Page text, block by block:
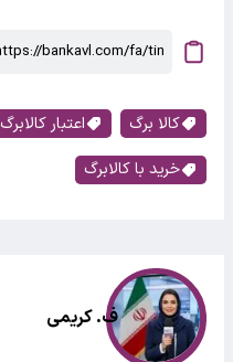
کالا برگ اعتبار کالابرگ
خرید با کالابرگ
ف. کریمی